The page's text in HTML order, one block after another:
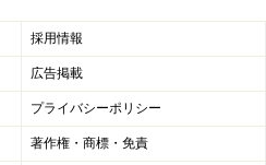
餡が入っています。外側の黒
糖。上品な甘さは一度食べ
4年発売という歴史あるお菓
採用情報
広告掲載
プライバシーポリシー
著作権・商標・免責